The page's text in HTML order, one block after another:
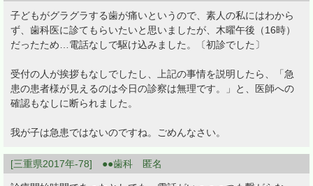
子どもがグラグラする歯が痛いというので、素人の私にはわから
ず、歯科医に診てもらいたいと思いましたが、木曜午後（16時）
だったため…電話なしで駆け込みました。〔初診でした〕
受付の人が挨拶もなしでしたし、上記の事情を説明したら、「急
患の患者様が見えるのは今日の診察は無理です。」と、医師への
確認もなしに断られました。
我が子は急患ではないのですね。ごめんなさい。
[三重県2017年-78] ●●歯科 匿名